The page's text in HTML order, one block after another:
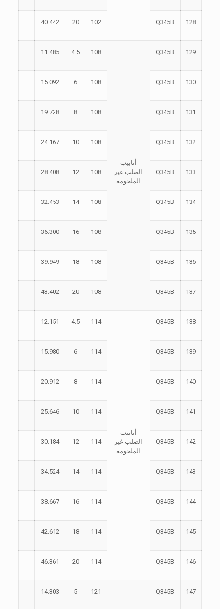
128
Q345B
102
20
40.442
129
Q345B
أنابيب
الصلب غير
الملحومة
108
4.5
11.485
130
Q345B
108
6
15.092
131
Q345B
108
8
19.728
132
Q345B
108
10
24.167
133
Q345B
108
12
28.408
134
Q345B
108
14
32.453
135
Q345B
108
16
36.300
136
Q345B
108
18
39.949
137
Q345B
108
20
43.402
138
Q345B
أنابيب
الصلب غير
الملحومة
114
4.5
12.151
139
Q345B
114
6
15.980
140
Q345B
114
8
20.912
141
Q345B
114
10
25.646
142
Q345B
114
12
30.184
143
Q345B
114
14
34.524
144
Q345B
114
16
38.667
145
Q345B
114
18
42.612
146
Q345B
114
20
46.361
147
Q345B
121
5
14.303